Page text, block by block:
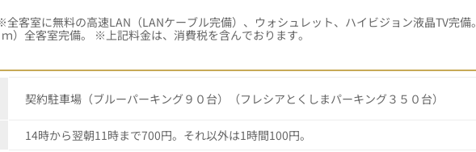
客室に無料の高速LAN（LANケーブル完備）、ウォシュレット、ハイビジョン液晶TV完備。
）全客室完備。 ※上記料金は、消費税を含んでおります。
契約駐車場（ブルーパーキング９０台）（フレシアとくしまパーキング３５０台）
14時から翌朝11時まで700円。それ以外は1時間100円。